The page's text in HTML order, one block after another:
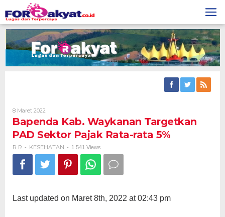
to
content
8 Maret 2022
R
Bapenda Kab. Waykanan Targetkan
PAD Sektor Pajak Rata-rata 5%
R R - KESEHATAN - 1.541 Views
Last updated on Maret 8th, 2022 at 02:43 pm